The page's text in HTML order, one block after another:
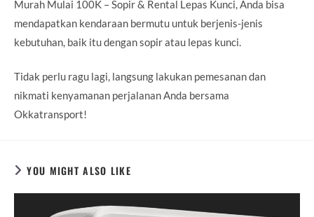
Murah Mulai 100K – Sopir & Rental Lepas Kunci, Anda bisa
mendapatkan kendaraan bermutu untuk berjenis-jenis
kebutuhan, baik itu dengan sopir atau lepas kunci.
Tidak perlu ragu lagi, langsung lakukan pemesanan dan
nikmati kenyamanan perjalanan Anda bersama
Okkatransport!
YOU MIGHT ALSO LIKE